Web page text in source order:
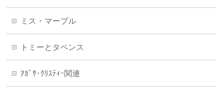
ミス・マープル
トミーとタペンス
ｱｶﾞｻ･ｸﾘｽﾃｨｰ関連